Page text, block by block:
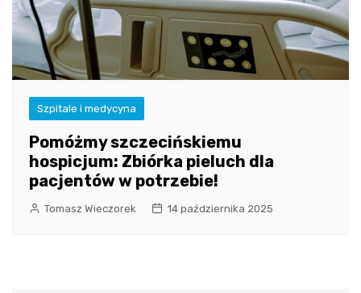
Szpitale i medycyna
Pomóżmy szczecińskiemu
hospicjum: Zbiórka pieluch dla
pacjentów w potrzebie!
Tomasz Wieczorek 14 października 2025